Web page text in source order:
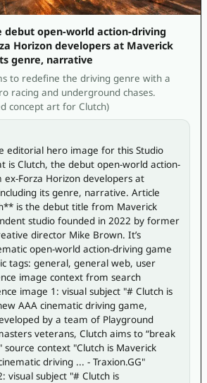
debut open-world action-driving
Horizon developers at Maverick
genre, narrative
to redefine the driving genre with a
racing and underground chases.
concept art for Clutch)
editorial hero image for this Studio
is Clutch, the debut open-world action-
Forza Horizon developers at
its genre, narrative. Article
is the debut title from Maverick
studio founded in 2022 by former
director Mike Brown. It’s
open-world action-driving game
tags: general, general web, user
image context from search
image 1: visual subject "# Clutch is
AAA cinematic driving game,
by a team of Playground
veterans, Clutch aims to “break
context "Clutch is Maverick
driving ... - Traxion.GG"
visual subject "# Clutch is